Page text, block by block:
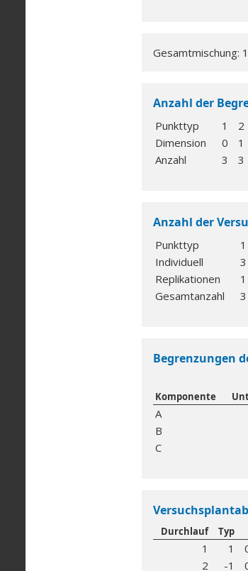
Gesamtmischung:
Anzahl der
Punkttyp 1 2
Dimension
0 1
Anzahl
3 3
Anzahl der
Punkttyp 1
Individuell
3
Replikationen
1
Gesamtanzahl
3
Begrenzungen
Komponente
A
B
C
Durchlauf Typ
1 1
2
-1